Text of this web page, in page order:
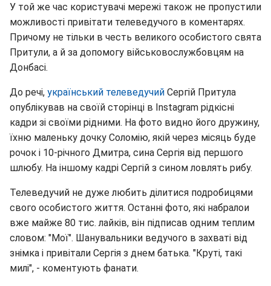
У той же час користувачі мережі також не пропустили
можливості привітати телеведучого в коментарях.
Причому не тільки в честь великого особистого свята
Притули, а й за допомогу військовослужбовцям на
Донбасі.
До речі, український телеведучий Сергій Притула
опублікував на своїй сторінці в Instagram рідкісні
кадри зі своїми рідними. На фото видно його дружину,
їхню маленьку дочку Соломію, якій через місяць буде
рочок і 10-річного Дмитра, сина Сергія від першого
шлюбу. На іншому кадрі Сергій з сином ловлять рибу.
Телеведучий не дуже любить ділитися подробицями
свого особистого життя. Останні фото, які набралои
вже майже 80 тис. лайків, він підписав одним теплим
словом: "Мої". Шанувальники ведучого в захваті від
знімка і привітали Сергія з днем батька. "Круті, такі
милі", - коментують фанати.